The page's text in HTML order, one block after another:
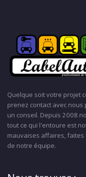
Quelque soit votre projet
prenez contact avec
un conseil. Depuis 2008
tout ce qui l'entoure est
mauvaises affaires,
de notre équipe.